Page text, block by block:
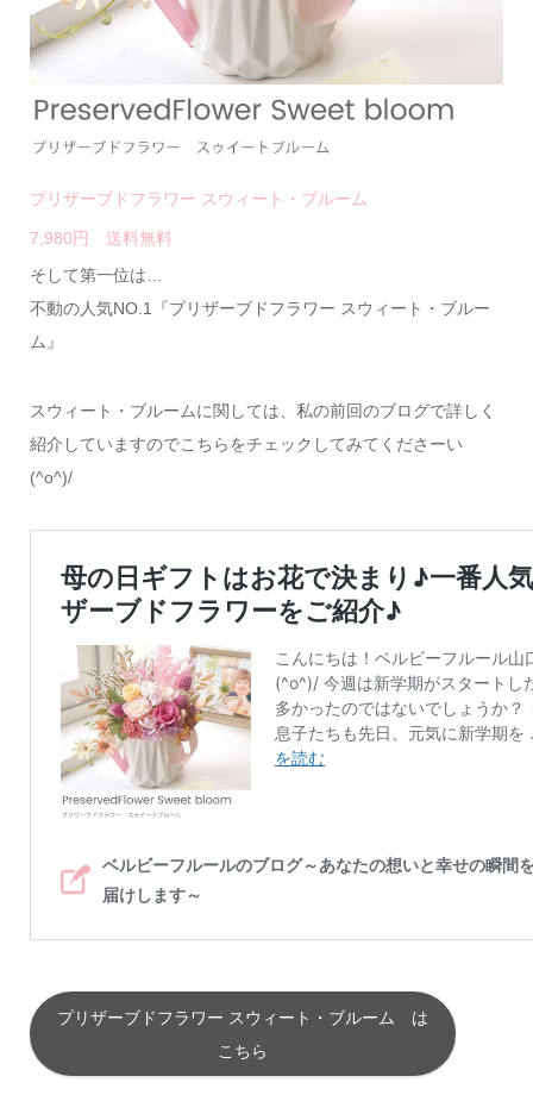
プリザーブドフラワー スウィート・ブルーム
7,980円 送料無料
そして第一位は…
不動の人気NO.1『プリザーブドフラワー スウィート・ブルー
ム』
スウィート・ブルームに関しては、私の前回のブログで詳しく
紹介していますのでこちらをチェックしてみてくださーい
(^o^)/
プリザーブドフラワー スウィート・ブルーム は
こちら